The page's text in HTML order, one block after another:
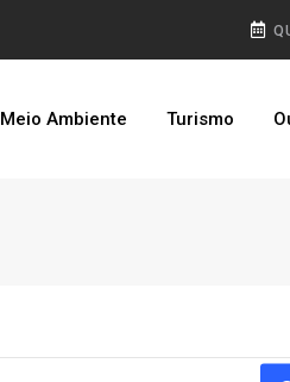
Meio Ambiente Turismo